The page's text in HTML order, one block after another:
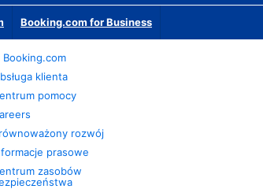
Booking.com for Business
Booking.com
klienta
pomocy
rozwój
prasowe
zasobów